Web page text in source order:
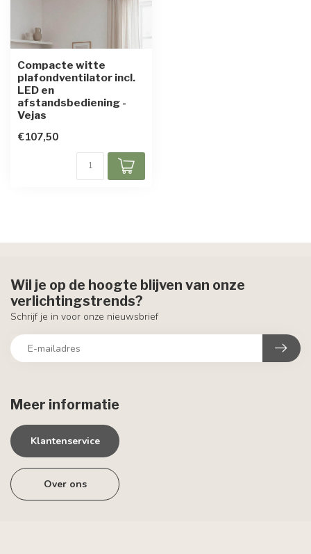
Compacte witte
plafondventilator incl.
LED en
afstandsbediening -
Vejas
€107,50
Meer informatie
Klantenservice
Over ons
Wil je op de hoogte blijven van onze
verlichtingstrends?
Schrijf je in voor onze nieuwsbrief